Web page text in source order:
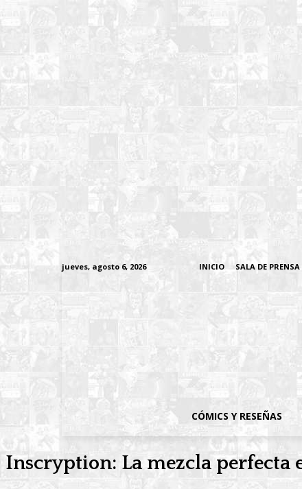
jueves, agosto 6, 2026 INICIO SALA DE PRENSA
CÓMICS Y RESEÑAS
Inscryption: La mezcla perfecta